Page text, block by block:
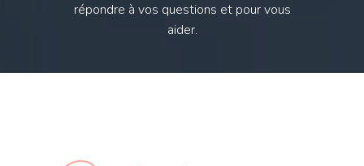
répondre à vos questions et pour vous
aider.